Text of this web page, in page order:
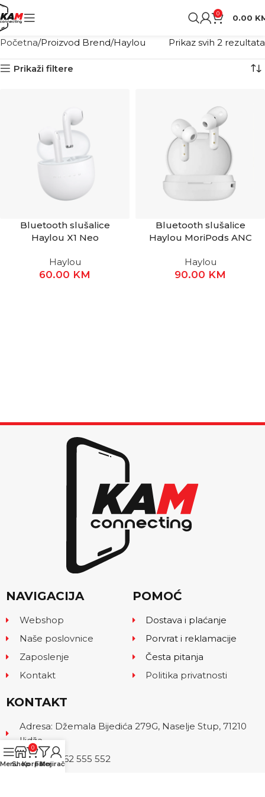
0 0.00
Početna Proizvod Brend Haylou Prikaz svih 2 rezultata
Prikaži filtere
Bluetooth slušalice
Haylou X1 Neo
Haylou
60.00 KM
Bluetooth slušalice
Haylou MoriPods ANC
Haylou
90.00 KM
NAVIGACIJA
Webshop
Naše poslovnice
Zaposlenje
Kontakt
POMOĆ
Dostava i plaćanje
Porvrat i reklamacije
Česta pitanja
Politika privatnosti
KONTAKT
Adresa: Džemala Bijedića 279G, Naselje Stup, 71210
Ilidža
Telefon: 062 555 552
MenuShop
0
KorpaFilteri
Moj račun